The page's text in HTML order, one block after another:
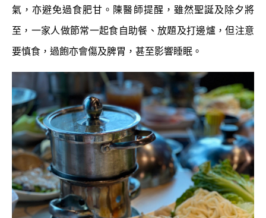
氣，亦避免過食肥甘。陳醫師提醒，雖然聖誕及除夕將
至，一家人做節常一起食自助餐、放題及打邊爐，但注意
要慎食，過飽亦會傷及脾胃，甚至影響睡眠。